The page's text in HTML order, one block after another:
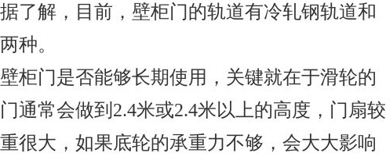
了解，目前，壁柜门的轨道有冷轧钢轨道和
种。
柜门是否能够长期使用，关键就在于滑轮的
通常会做到2.4米或2.4米以上的高度，门扇较
很大，如果底轮的承重力不够，会大大影响